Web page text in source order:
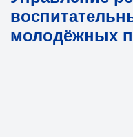
молодёжных